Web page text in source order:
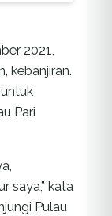
2021,
kebanjiran.
Pari
saya,” kata
Pulau